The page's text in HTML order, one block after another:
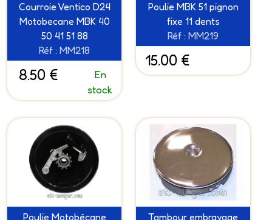
Courroie Ventico D24
Motobecane MBK 40
50 41 51 88
Réf : MM218
8.50 €
En
stock
Poulie MBK 51 pignon
fixe 11 dents
Réf : MM219
15.00 €
Poulie Motobécane
Tambour embrayage